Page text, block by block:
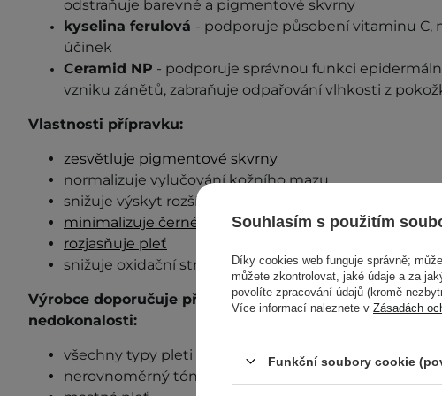
odstraňuje barevné a pigmentové skvrny
kyselina ferulová - podporuje působení vitaminu C,
účinek
Ceramid NP - podporuje správnou funkci
vzniku zánětů, zabraňuje odpařování vlhkosti z
Vlastnosti přípravku:
zesvětluje pigmentové skvrny
normalizuje vylučování kožního mazu
snižuje výskyt rozšířených pórů
minimalizuje černé tečky a nedokonalosti
rozjasňuje pleť
snižuje oxidační stres
Výrobce doporučuje přípravek pro tyto typy pleti a
nedokonalosti:
všechny typy pleti
nerovnoměrný tón pleti
Souhlasím s použitím
Díky cookies web funguje správně;
můžete zkontrolovat, jaké údaje a za
povolíte zpracování údajů (kromě
Více informací naleznete v Zásadách
Funkční soubory cookie